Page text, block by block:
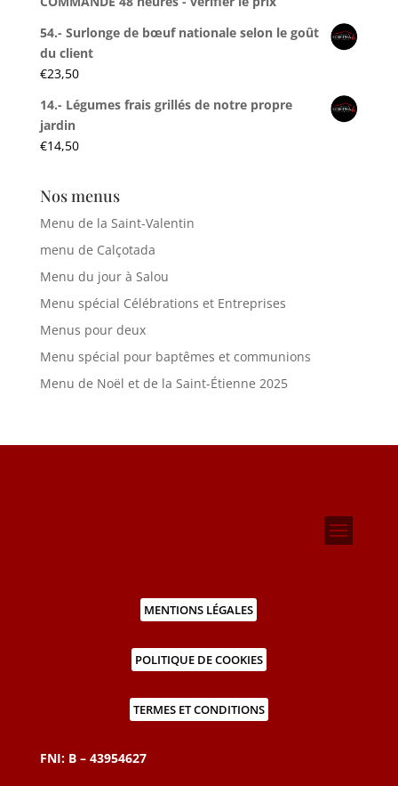
54.- Surlonge de bœuf nationale selon le goût
du client
€23,50
14.- Légumes frais grillés de notre propre
jardin
€14,50
Nos menus
Menu de la Saint-Valentin
menu de Calçotada
Menu du jour à Salou
Menu spécial Célébrations et Entreprises
Menus pour deux
Menu spécial pour baptêmes et communions
Menu de Noël et de la Saint-Étienne 2025
MENTIONS LÉGALES
POLITIQUE DE COOKIES
TERMES ET CONDITIONS
FNI: B – 43954627